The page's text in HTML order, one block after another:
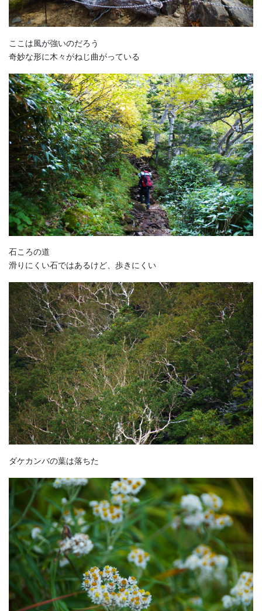
ここは風が強いのだろう
奇妙な形に木々がねじ曲がっている
石ころの道
滑りにくい石ではあるけど、歩きにくい
ダケカンバの葉は落ちた